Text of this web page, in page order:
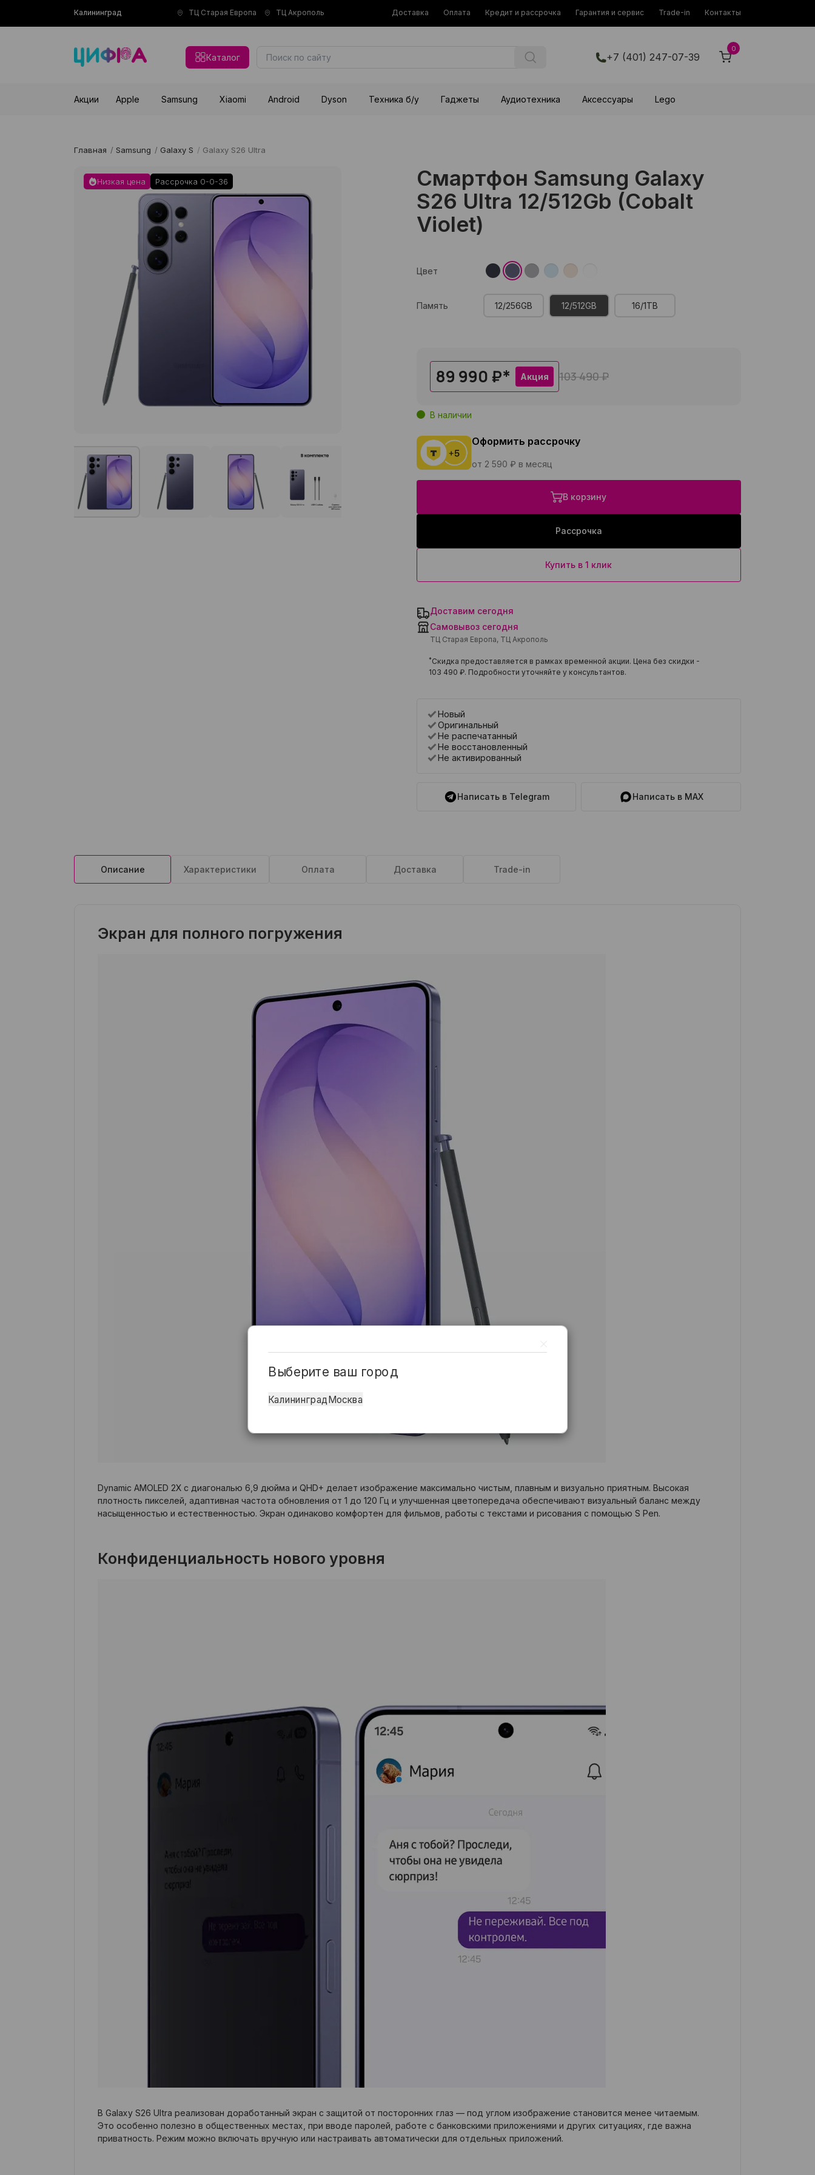
Калининград ТЦ Старая Европа ТЦ Акрополь Доставка Оплата Кредит и рассрочка Гарантия и сервис Trade-in Контакты
Каталог +7 (401) 247-07-39
0
Акции Apple Samsung Xiaomi Android Dyson Техника б/у Гаджеты Аудиотехника Аксессуары Lego
Главная / Samsung / Galaxy S / Galaxy S26 Ultra
Низкая цена Рассрочка 0-0-36
Смартфон Samsung Galaxy
S26 Ultra 12/512Gb (Cobalt
Violet)
Цвет
Память 12/256GB 12/512GB 16/1TB
89 990 ₽* Акция 103 490 ₽
В наличии
Оформить рассрочку
от 2 590 ₽ в месяц
В корзину
Рассрочка
Купить в 1 клик
Доставим сегодня
Самовывоз сегодня
ТЦ Старая Европа, ТЦ Акрополь
*Скидка предоставляется в рамках временной акции. Цена без скидки -
103 490 ₽. Подробности уточняйте у консультантов.
Новый
Оригинальный
Не распечатанный
Не восстановленный
Не активированный
Написать в Telegram Написать в MAX
Описание Характеристики Оплата Доставка Trade-in
Экран для полного погружения
Dynamic AMOLED 2X с диагональю 6,9 дюйма и QHD+ делает изображение максимально чистым, плавным и визуально приятным. Высокая
плотность пикселей, адаптивная частота обновления от 1 до 120 Гц и улучшенная цветопередача обеспечивают визуальный баланс между
насыщенностью и естественностью. Экран одинаково комфортен для фильмов, работы с текстами и рисования с помощью S Pen.
Конфиденциальность нового уровня
В Galaxy S26 Ultra реализован доработанный экран с защитой от посторонних глаз — под углом изображение становится менее читаемым.
Это особенно полезно в общественных местах, при вводе паролей, работе с банковскими приложениями и других ситуациях, где важна
приватность. Режим можно включать вручную или настраивать автоматически для отдельных приложений.
Выберите ваш город
КалининградМосква